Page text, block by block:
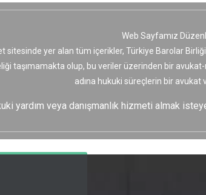
Web Sayfamız
sitesinde yer alan tüm içerikler, Türkiye Barolar
taşımamakta olup, bu veriler üzerinden bir
adına hukuki süreçlerin bir avukat
yardım veya danışmanlık hizmeti almak